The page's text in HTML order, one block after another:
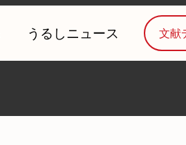
うるしニュース 文献